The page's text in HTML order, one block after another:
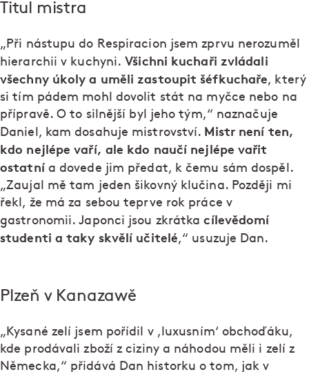
Titul mistra
„Při nástupu do Respiracion jsem zprvu nerozuměl
hierarchii v kuchyni. Všichni kuchaři zvládali
všechny úkoly a uměli zastoupit šéfkuchaře, který
si tím pádem mohl dovolit stát na myčce nebo na
přípravě. O to silnější byl jeho tým,“ naznačuje
Daniel, kam dosahuje mistrovství. Mistr není ten,
kdo nejlépe vaří, ale kdo naučí nejlépe vařit
ostatní a dovede jim předat, k čemu sám dospěl.
„Zaujal mě tam jeden šikovný klučina. Později mi
řekl, že má za sebou teprve rok práce v
gastronomii. Japonci jsou zkrátkacílevědomí
studenti a taky skvělí učitelé,“ usuzuje Dan.
Plzeň v Kanazawě
„Kysané zelí jsem pořídil v ,luxusním‘ obchoďáku,
kde prodávali zboží z ciziny a náhodou měli i zelí z
Německa,“ přidává Dan historku o tom, jak v